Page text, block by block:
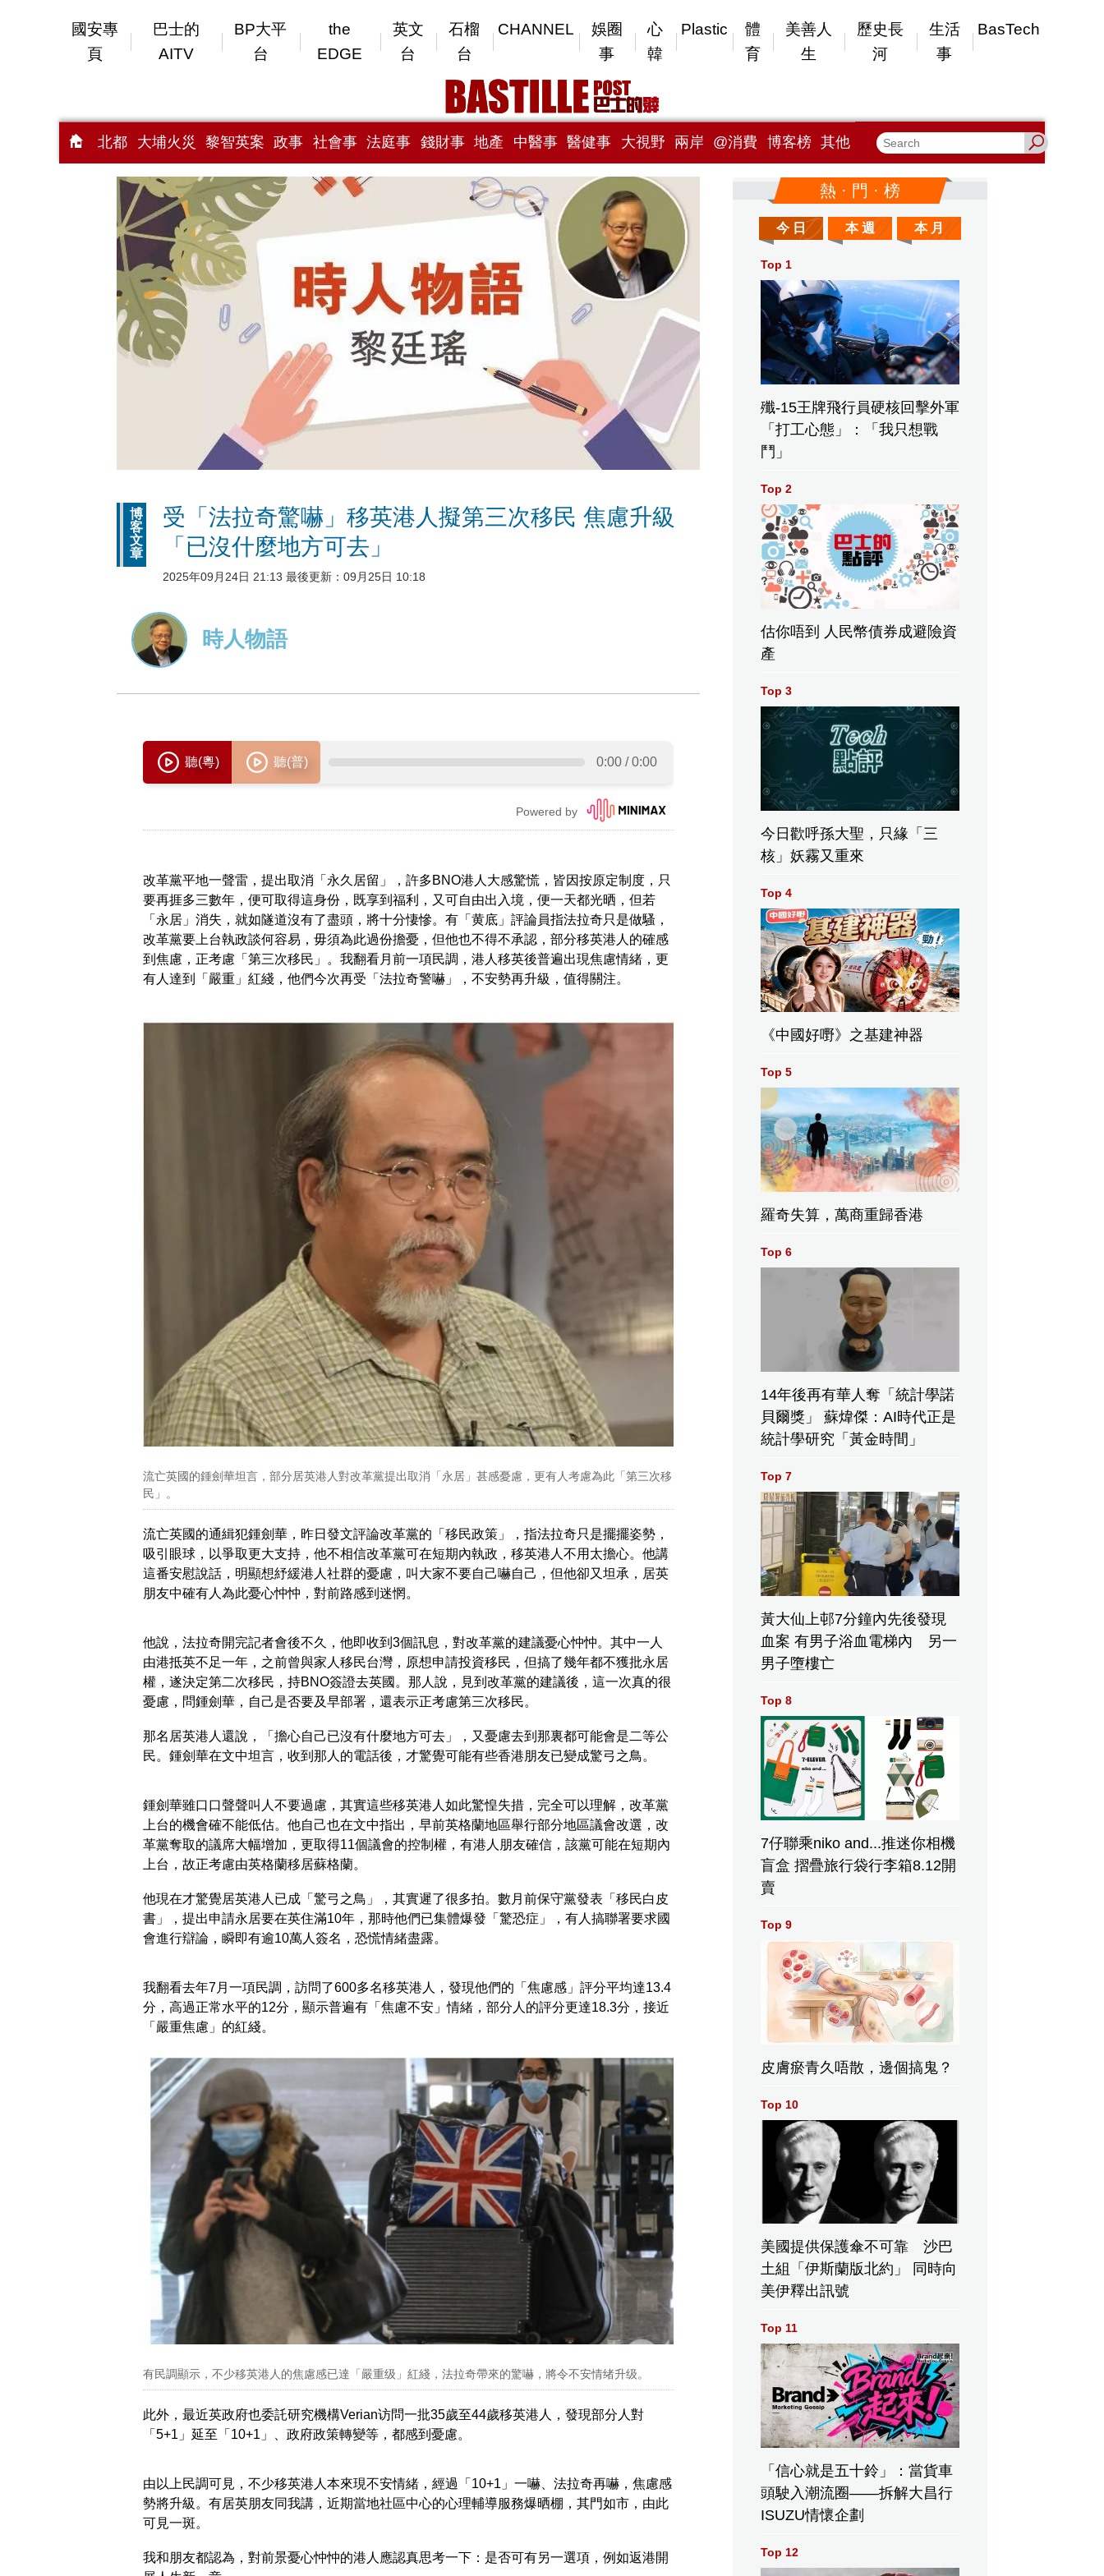
國安專
頁
巴士的
AITV
BP大平
台
the
EDGE
英文
台
石榴
台
CHANNEL
娛圈
事
心
韓
Plastic
體
育
美善人
生
歷史長
河
生活
事
BasTech
北都 大埔火災 黎智英案 政事 社會事 法庭事 錢財事 地產 中醫事 醫健事 大視野 兩岸 @消費 博客榜 其他
博
客
文
章
受「法拉奇驚嚇」移英港人擬第三次移民 焦慮升級
「已沒什麼地方可去」
2025年09月24日 21:13 最後更新：09月25日 10:18
時人物語
改革黨平地一聲雷，提出取消「永久居留」，許多BNO港人大感驚慌，皆因按原定制度，只
要再捱多三數年，便可取得這身份，既享到福利，又可自由出入境，便一天都光晒，但若
「永居」消失，就如隧道沒有了盡頭，將十分悽慘。有「黄底」評論員指法拉奇只是做騷，
改革黨要上台執政談何容易，毋須為此過份擔憂，但他也不得不承認，部分移英港人的確感
到焦慮，正考慮「第三次移民」。我翻看月前一項民調，港人移英後普遍出現焦慮情緒，更
有人達到「嚴重」紅綫，他們今次再受「法拉奇警嚇」，不安勢再升級，值得關注。
流亡英國的鍾劍華坦言，部分居英港人對改革黨提出取消「永居」甚感憂慮，更有人考慮為此「第三次移
民」。
流亡英國的通緝犯鍾劍華，昨日發文評論改革黨的「移民政策」，指法拉奇只是擺擺姿勢，
吸引眼球，以爭取更大支持，他不相信改革黨可在短期內執政，移英港人不用太擔心。他講
這番安慰說話，明顯想紓緩港人社群的憂慮，叫大家不要自己嚇自己，但他卻又坦承，居英
朋友中確有人為此憂心忡忡，對前路感到迷惘。
他說，法拉奇開完記者會後不久，他即收到3個訊息，對改革黨的建議憂心忡忡。其中一人
由港抵英不足一年，之前曾與家人移民台灣，原想申請投資移民，但搞了幾年都不獲批永居
權，遂決定第二次移民，持BNO簽證去英國。那人說，見到改革黨的建議後，這一次真的很
憂慮，問鍾劍華，自己是否要及早部署，還表示正考慮第三次移民。
那名居英港人還說，「擔心自己已沒有什麼地方可去」，又憂慮去到那裏都可能會是二等公
民。鍾劍華在文中坦言，收到那人的電話後，才驚覺可能有些香港朋友已變成驚弓之鳥。
鍾劍華雖口口聲聲叫人不要過慮，其實這些移英港人如此驚惶失措，完全可以理解，改革黨
上台的機會確不能低估。他自己也在文中指出，早前英格蘭地區舉行部分地區議會改選，改
革黨奪取的議席大幅增加，更取得11個議會的控制權，有港人朋友確信，該黨可能在短期內
上台，故正考慮由英格蘭移居蘇格蘭。
他現在才驚覺居英港人已成「驚弓之鳥」，其實遲了很多拍。數月前保守黨發表「移民白皮
書」，提出申請永居要在英住滿10年，那時他們已集體爆發「驚恐症」，有人搞聯署要求國
會進行辯論，瞬即有逾10萬人簽名，恐慌情緒盡露。
我翻看去年7月一項民調，訪問了600多名移英港人，發現他們的「焦慮感」評分平均達13.4
分，高過正常水平的12分，顯示普遍有「焦慮不安」情緒，部分人的評分更達18.3分，接近
「嚴重焦慮」的紅綫。
有民調顯示，不少移英港人的焦慮感已達「嚴重级」紅綫，法拉奇帶來的驚嚇，將令不安情绪升级。
此外，最近英政府也委託研究機構Verian访問一批35歲至44歲移英港人，發現部分人對
「5+1」延至「10+1」、政府政策轉變等，都感到憂慮。
由以上民調可見，不少移英港人本來現不安情緒，經過「10+1」一嚇、法拉奇再嚇，焦慮感
勢將升級。有居英朋友同我講，近期當地社區中心的心理輔導服務爆晒棚，其門如市，由此
可見一斑。
我和朋友都認為，對前景憂心忡忡的港人應認真思考一下：是否可有另一選項，例如返港開
熱 · 門 · 榜
今 日 本 週 本 月
Top 1
殲-15王牌飛行員硬核回擊外軍
「打工心態」：「我只想戰
鬥」
Top 2
估你唔到 人民幣債券成避險資
產
Top 3
今日歡呼孫大聖，只緣「三
核」妖霧又重來
Top 4
《中國好嘢》之基建神器
Top 5
羅奇失算，萬商重歸香港
Top 6
14年後再有華人奪「統計學諾
貝爾獎」 蘇煒傑：AI時代正是
統計學研究「黃金時間」
Top 7
黃大仙上邨7分鐘內先後發現
血案 有男子浴血電梯內 另一
男子墮樓亡
Top 8
7仔聯乘niko and...推迷你相機
盲盒 摺疊旅行袋行李箱8.12開
賣
Top 9
皮膚瘀青久唔散，邊個搞鬼？
Top 10
美國提供保護傘不可靠 沙巴
土組「伊斯蘭版北約」 同時向
美伊釋出訊號
Top 11
「信心就是五十鈴」：當貨車
頭駛入潮流圈——拆解大昌行
ISUZU情懷企劃
Top 12